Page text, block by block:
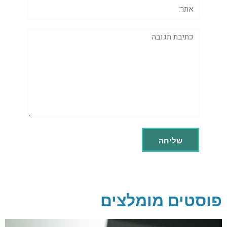
תגובה
פוסטים מומלצים